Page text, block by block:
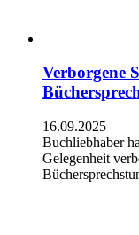
Verborgene
16.09.2025
Buchliebhaber
Gelegenheit